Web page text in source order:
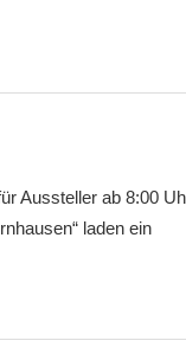
Aussteller ab 8:00
laden ein